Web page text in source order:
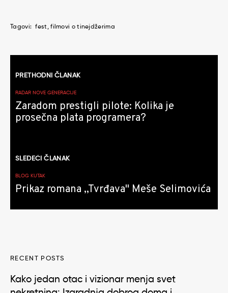
Tagovi: fest filmovi o tinejdžerima
članaka
PRETHODNI ČLANAK
RADAR NOVE GENERACIJE
Zaradom prestigli pilote: Kolika je
prosečna plata programera?
SLEDEĆI ČLANAK
BLOG KUTAK
Prikaz romana ,,Tvrđava" Meše Selimovića
RECENT POSTS
Kako jedan otac i vizionar menja svet